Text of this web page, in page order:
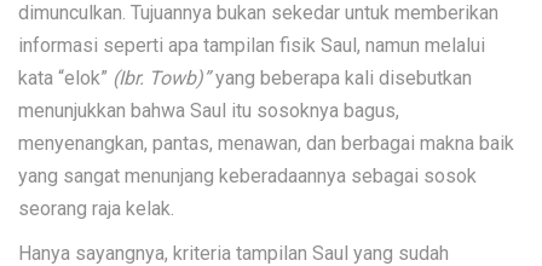
dimunculkan. Tujuannya bukan sekedar untuk memberikan
informasi seperti apa tampilan fisik Saul, namun melalui
kata “elok” (Ibr. Towb)”yang beberapa kali disebutkan
menunjukkan bahwa Saul itu sosoknya bagus,
menyenangkan, pantas, menawan, dan berbagai makna baik
yang sangat menunjang keberadaannya sebagai sosok
seorang raja kelak.
Hanya sayangnya, kriteria tampilan Saul yang sudah